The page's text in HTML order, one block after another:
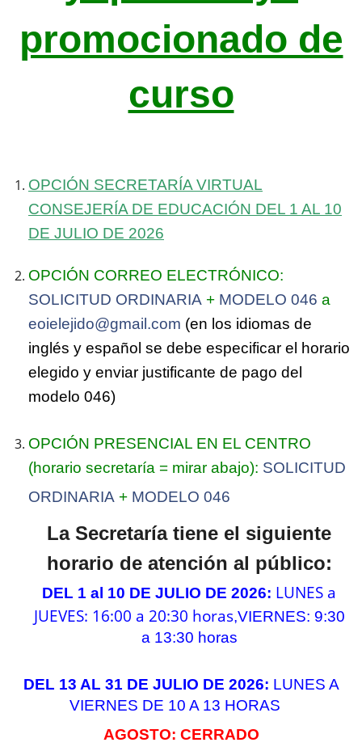
promocionado de
curso
OPCIÓN SECRETARÍA VIRTUAL
CONSEJERÍA DE EDUCACIÓN DEL 1 AL 10
DE JULIO DE 2026
OPCIÓN CORREO ELECTRÓNICO:
SOLICITUD ORDINARIA + MODELO 046 a
eoielejido@gmail.com (en los idiomas de
inglés y español se debe especificar el horario
elegido y enviar justificante de pago del
modelo 046)
OPCIÓN PRESENCIAL EN EL CENTRO
(horario secretaría = mirar abajo): SOLICITUD
ORDINARIA + MODELO 046
La Secretaría tiene el siguiente
horario de atención al público:
DEL 1 al 10 DE JULIO DE 2026: LUNES a
JUEVES: 16:00 a 20:30 horas,VIERNES: 9:30
a 13:30 horas
DEL 13 AL 31 DE JULIO DE 2026: LUNES A
VIERNES DE 10 A 13 HORAS
AGOSTO: CERRADO